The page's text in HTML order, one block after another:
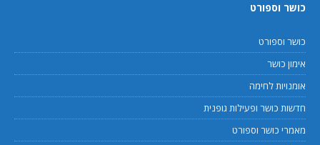
כושר וספורט
כושר וספורט
אימון כושר
אומנויות לחימה
חדשות כושר ופעילות גופנית
מאמרי כושר וספורט